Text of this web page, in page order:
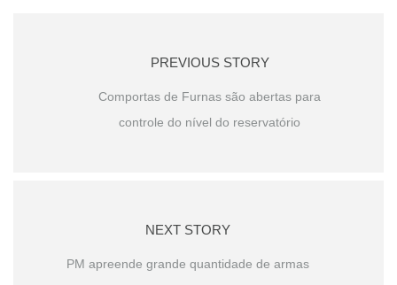
PREVIOUS STORY
Comportas de Furnas são abertas para
controle do nível do reservatório
NEXT STORY
PM apreende grande quantidade de armas